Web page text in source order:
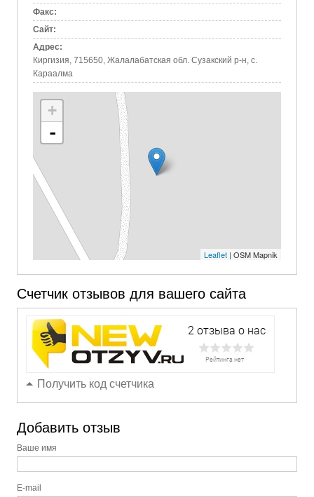
Факс:
Сайт:
Адрес:
Киргизия, 715650, Жалалабатская обл. Сузакский р-н, с.
Караалма
+
-
Leaflet| OSM Mapnik
Счетчик отзывов для вашего сайта
Получить код счетчика
Добавить отзыв
Ваше имя
E-mail